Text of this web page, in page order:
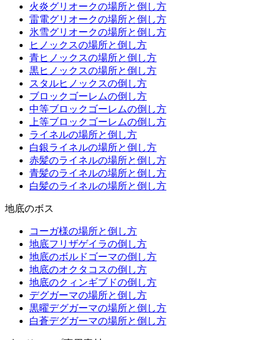
火炎グリオークの場所と倒し方
雷電グリオークの場所と倒し方
氷雪グリオークの場所と倒し方
ヒノックスの場所と倒し方
青ヒノックスの場所と倒し方
黒ヒノックスの場所と倒し方
スタルヒノックスの倒し方
ブロックゴーレムの倒し方
中等ブロックゴーレムの倒し方
上等ブロックゴーレムの倒し方
ライネルの場所と倒し方
白銀ライネルの場所と倒し方
赤髪のライネルの場所と倒し方
青髪のライネルの場所と倒し方
白髪のライネルの場所と倒し方
地底のボス
コーガ様の場所と倒し方
地底フリザゲイラの倒し方
地底のボルドゴーマの倒し方
地底のオクタコスの倒し方
地底のクィンギブドの倒し方
デグガーマの場所と倒し方
黒曜デグガーマの場所と倒し方
白蒼デグガーマの場所と倒し方